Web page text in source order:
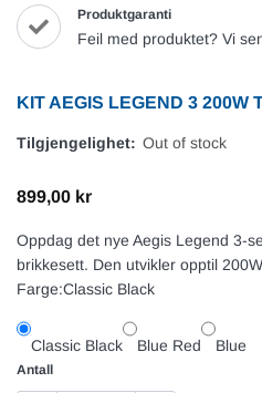
Produktgaranti
Feil med produktet? Vi
KIT AEGIS LEGEND 3 200W
Tilgjengelighet: Out of stock
899,00 kr
Oppdag det nye Aegis Legend 3-
brikkesett. Den utvikler opptil
Farge:Classic Black
Classic Black Blue Red Blue
Antall